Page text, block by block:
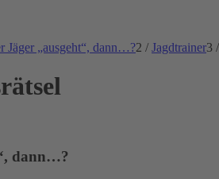
Jäger „ausgeht“, dann…?2 / Jagdtrainer3 /
, dann…?